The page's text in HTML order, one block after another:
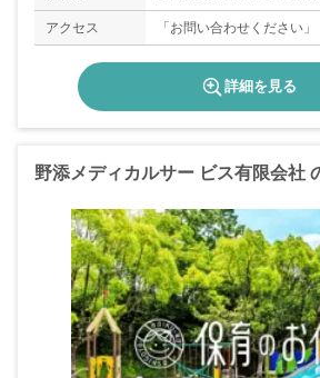
アクセス 「お問い合わせください」
詳細を見る
野添メディカルサー ビス有限会社